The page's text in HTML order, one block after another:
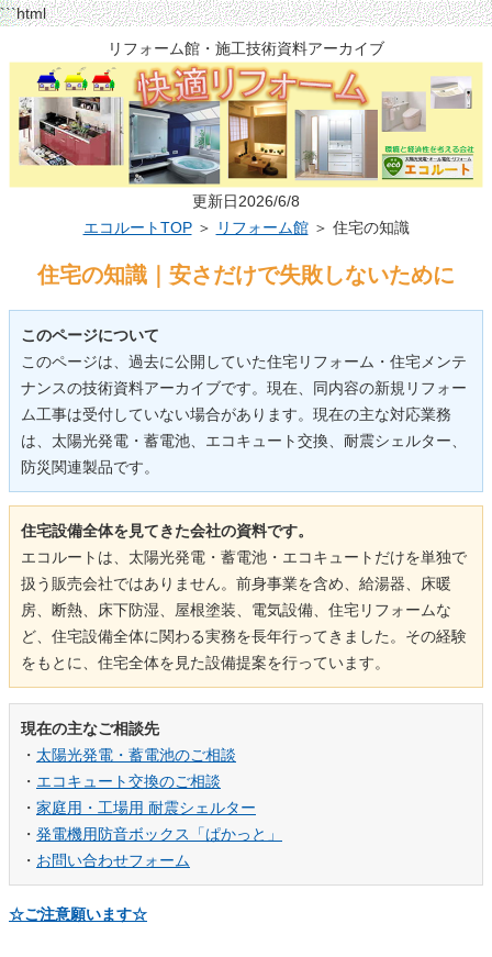
```html
リフォーム館・施工技術資料アーカイブ
更新日2026/6/8
エコルートTOP＞ リフォーム館＞ 住宅の知識
住宅の知識｜安さだけで失敗しないために
このページについて
このページは、過去に公開していた住宅リフォーム・住宅メンテ
ナンスの技術資料アーカイブです。現在、同内容の新規リフォー
ム工事は受付していない場合があります。現在の主な対応業務
は、太陽光発電・蓄電池、エコキュート交換、耐震シェルター、
防災関連製品です。
住宅設備全体を見てきた会社の資料です。
エコルートは、太陽光発電・蓄電池・エコキュートだけを単独で
扱う販売会社ではありません。前身事業を含め、給湯器、床暖
房、断熱、床下防湿、屋根塗装、電気設備、住宅リフォームな
ど、住宅設備全体に関わる実務を長年行ってきました。その経験
をもとに、住宅全体を見た設備提案を行っています。
現在の主なご相談先
・ 太陽光発電・蓄電池のご相談
・ エコキュート交換のご相談
・ 家庭用・工場用 耐震シェルター
・ 発電機用防音ボックス「ぱかっと」
・ お問い合わせフォーム
☆ご注意願います☆